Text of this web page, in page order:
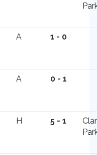
A 1 - 0
A 0 - 1
H 5 - 1